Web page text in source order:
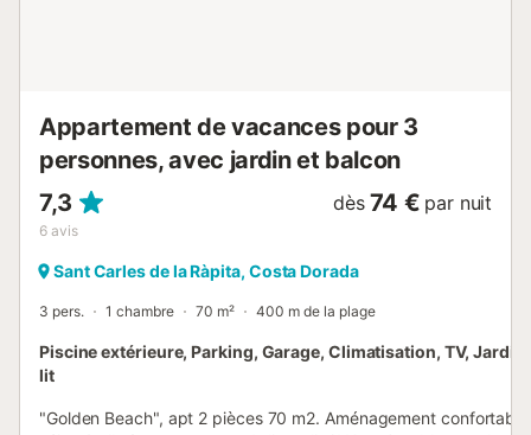
Appartement de vacances pour 3
personnes, avec jardin et balcon
7,3
6 avis
dès 74 € par nuit
Sant Carles de la Ràpita, Costa Dorada
3 pers. 1 chambre 70 m² 400 m de la plage
Piscine extérieure, Parking, Garage, Climatisation, TV,
lit
"Golden Beach", apt 2 pièces 70 m2. Aménagement